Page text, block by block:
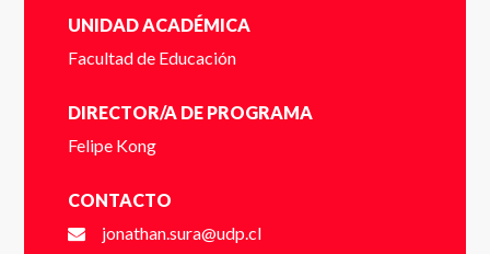
UNIDAD ACADÉMICA
Facultad de Educación
DIRECTOR/A DE PROGRAMA
Felipe Kong
CONTACTO
jonathan.sura@udp.cl
Teléfono*
Cédula de identidad sin puntos ni guión (Ej:
18410112) *
Dígito verificador (Ej: 2) *